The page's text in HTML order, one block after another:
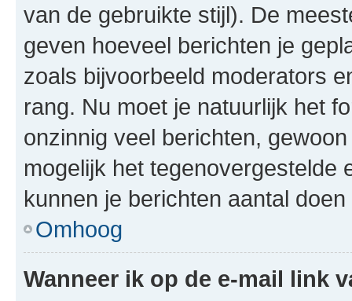
van de gebruikte stijl). De
geven hoeveel berichten je
zoals bijvoorbeeld moderators
rang. Nu moet je natuurlijk het
onzinnig veel berichten,
mogelijk het tegenovergestelde
kunnen je berichten aantal doen
Omhoog
Wanneer ik op de e-mail link